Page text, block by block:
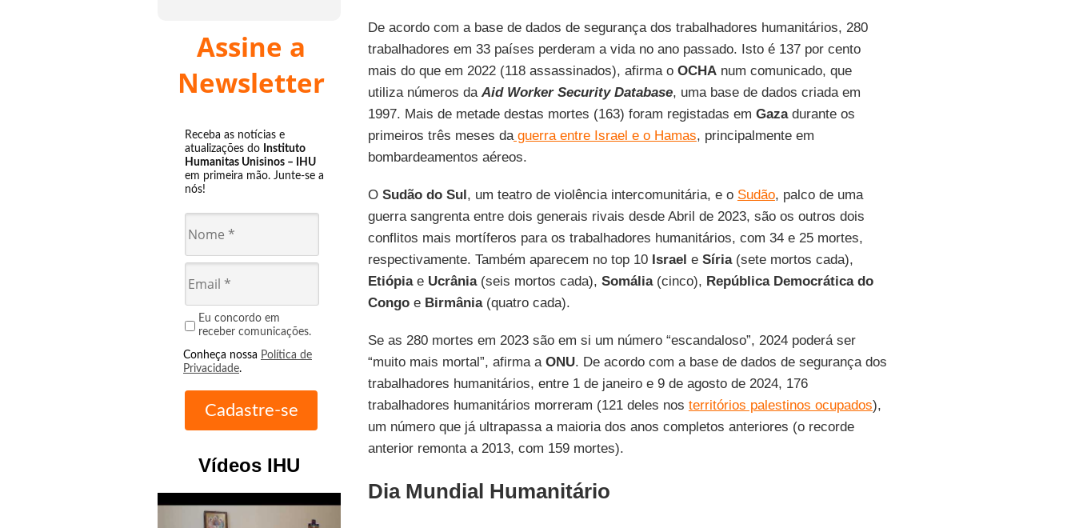
Assine a
Newsletter
Receba as notícias e
atualizações do Instituto
Humanitas Unisinos – IHU
em primeira mão. Junte-se a
nós!
Eu concordo em
receber comunicações.
Conheça nossa Política de
Privacidade.
Vídeos IHU
De acordo com a base de dados de segurança dos trabalhadores humanitários, 280
trabalhadores em 33 países perderam a vida no ano passado. Isto é 137 por cento
mais do que em 2022 (118 assassinados), afirma o OCHAnum comunicado, que
utiliza números da Aid Worker Security Database, uma base de dados criada em
1997. Mais de metade destas mortes (163) foram registadas em Gazadurante os
primeiros três meses daguerra entre Israel e o Hamas, principalmente em
bombardeamentos aéreos.
O Sudão do Sul, um teatro de violência intercomunitária, e o Sudão, palco de uma
guerra sangrenta entre dois generais rivais desde Abril de 2023, são os outros dois
conflitos mais mortíferos para os trabalhadores humanitários, com 34 e 25 mortes,
respectivamente. Também aparecem no top 10 Israel e Síria(sete mortos cada),
Etiópiae Ucrânia(seis mortos cada), Somália(cinco), República Democrática do
Congoe Birmânia(quatro cada).
Se as 280 mortes em 2023 são em si um número “escandaloso”, 2024 poderá ser
“muito mais mortal”, afirma a ONU. De acordo com a base de dados de segurança dos
trabalhadores humanitários, entre 1 de janeiro e 9 de agosto de 2024, 176
trabalhadores humanitários morreram (121 deles nos territórios palestinos ocupados),
um número que já ultrapassa a maioria dos anos completos anteriores (o recorde
anterior remonta a 2013, com 159 mortes).
Dia Mundial Humanitário